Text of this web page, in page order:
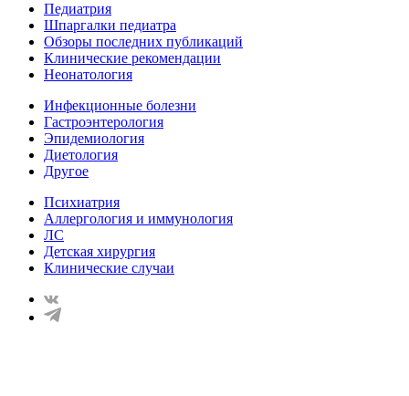
Педиатрия
Шпаргалки педиатра
Обзоры последних публикаций
Клинические рекомендации
Неонатология
Инфекционные болезни
Гастроэнтерология
Эпидемиология
Диетология
Другое
Психиатрия
Аллергология и иммунология
ЛС
Детская хирургия
Клинические случаи